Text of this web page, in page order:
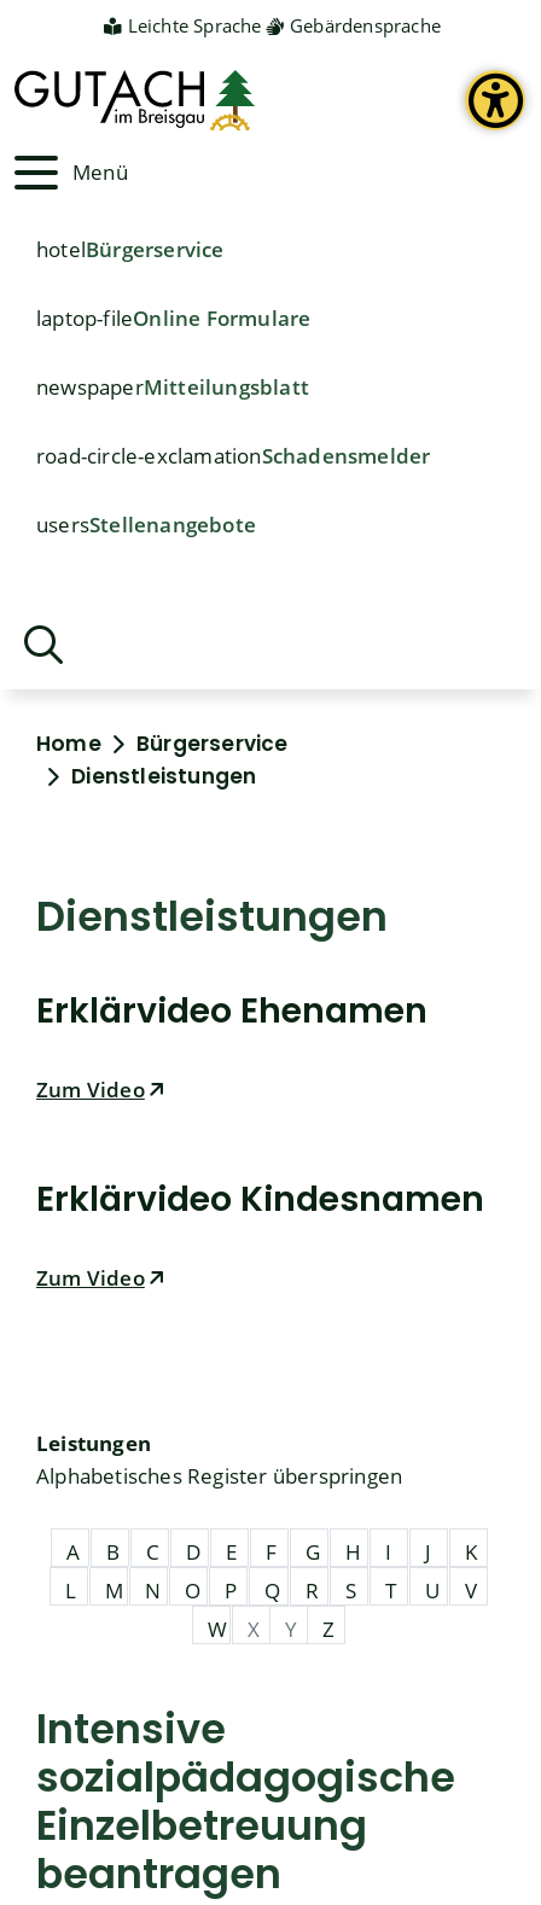
Leichte Sprache Gebärdensprache
Menü
hotelBürgerservice
laptop-fileOnline Formulare
newspaperMitteilungsblatt
road-circle-exclamationSchadensmelder
usersStellenangebote
Home
Bürgerservice
Dienstleistungen
Dienstleistungen
Erklärvideo Ehenamen
Zum Video
Erklärvideo Kindesnamen
Zum Video
Leistungen
Alphabetisches Register überspringen
A B C D E F G H I J
K
L
M N O P Q R S T U
V
W
X Y Z
Intensive
sozialpädagogische
Einzelbetreuung
beantragen